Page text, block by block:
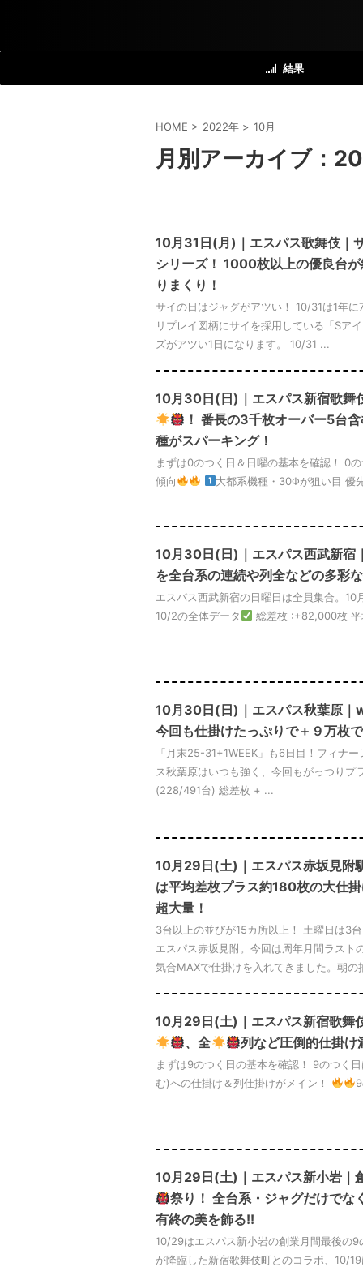
結果
HOME > 2022年 > 10月
月別アーカイブ：
10月31日(月)｜エスパス歌舞伎｜
シリーズ！ 1000枚以上の優良台
りまくり！
サイの日はジャグがアツい！ 10/31は1年
リプレイ図柄にサイを採用している「Sア
ズがアツい1日になります。 10/31 ...
10月30日(日)｜エスパス新宿歌舞
！ 番長の3千枚オーバー5台
種がスパーキング！
まずは0のつく日＆日曜の基本を確認！ 0
傾向
大都系機種・30Φが狙い目 優
10月30日(日)｜エスパス西武新宿
を全台系の連続や列全などの多彩
エスパス西武新宿の日曜日は全員集合。
10/2の全体データ
総差枚 :+82,000枚
10月30日(日)｜エスパス秋葉原｜
今回も仕掛けたっぷりで＋９万枚
「月末25-31+1WEEK」も6日目！フィナ
ス秋葉原はいつも強く、今回もがっつり
(228/491台) 総差枚 + ...
10月29日(土)｜エスパス赤坂見附
は平均差枚プラス約180枚の大仕
超大量！
3台以上の並びが15カ所以上！ 土曜日は3
エスパス赤坂見附。今回は周年月間ラスト
気合MAXで仕掛けを入れてきました。朝の
10月29日(土)｜エスパス新宿歌舞
、全
列など圧倒的仕掛け
まずは9のつく日の基本を確認！ 9のつく
む)への仕掛け＆列仕掛けがメイン！
10月29日(土)｜エスパス新小岩｜
祭り！ 全台系・ジャグだけでな
有終の美を飾る!!
10/29はエスパス新小岩の創業月間最後の
が降臨した新宿歌舞伎町とのコラボ、10/